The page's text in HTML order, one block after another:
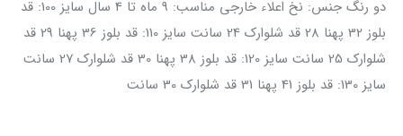
دو رنگ جنس: نخ اعلاء خارجی مناسب: 9 ماه تا 4 سال سایز 100: قد
بلوز 32 پهنا 28 قد شلوارک 24 سانت سایز 110: قد بلوز 36 پهنا 29 قد
شلوارک 25 سانت سایز 120: قد بلوز 38 پهنا 30 قد شلوارک 27 سانت
سایز 130: قد بلوز 41 پهنا 31 قد شلوارک 30 سانت